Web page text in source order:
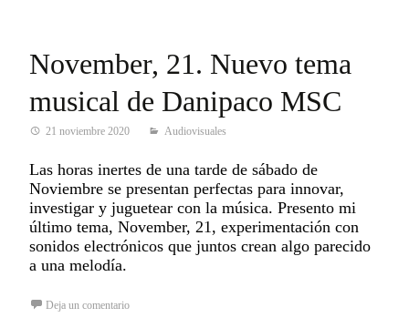
November, 21. Nuevo tema
musical de Danipaco MSC
21 noviembre 2020 Audiovisuales
Las horas inertes de una tarde de sábado de
Noviembre se presentan perfectas para innovar,
investigar y juguetear con la música. Presento mi
último tema, November, 21, experimentación con
sonidos electrónicos que juntos crean algo parecido
a una melodía.
Deja un comentario